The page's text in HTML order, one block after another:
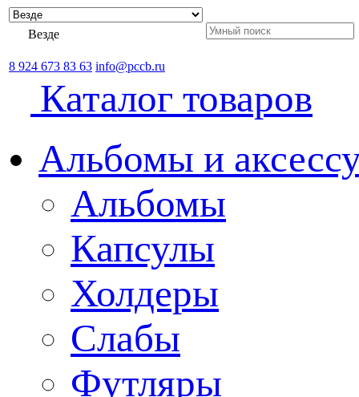
Везде
8 924 673 83 63 info@pccb.ru
Каталог товаров
Альбомы и
Альбомы
Капсулы
Холдеры
Слабы
Футляры